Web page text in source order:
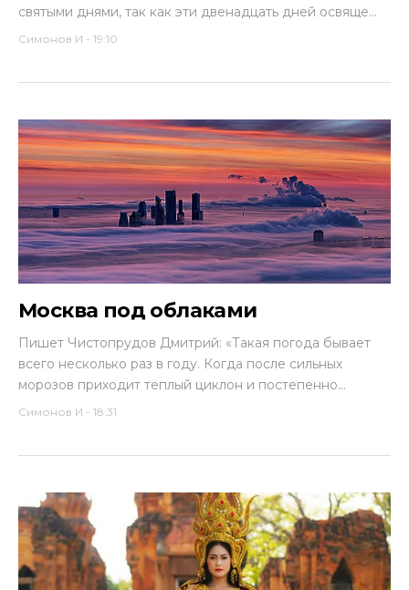
святыми днями, так как эти двенадцать дней освяще...
Симонов И - 19:10
Москва под облаками
Пишет Чистопрудов Дмитрий: «Такая погода бывает
всего несколько раз в году. Когда после сильных
морозов приходит теплый циклон и постепенно...
Симонов И - 18:31